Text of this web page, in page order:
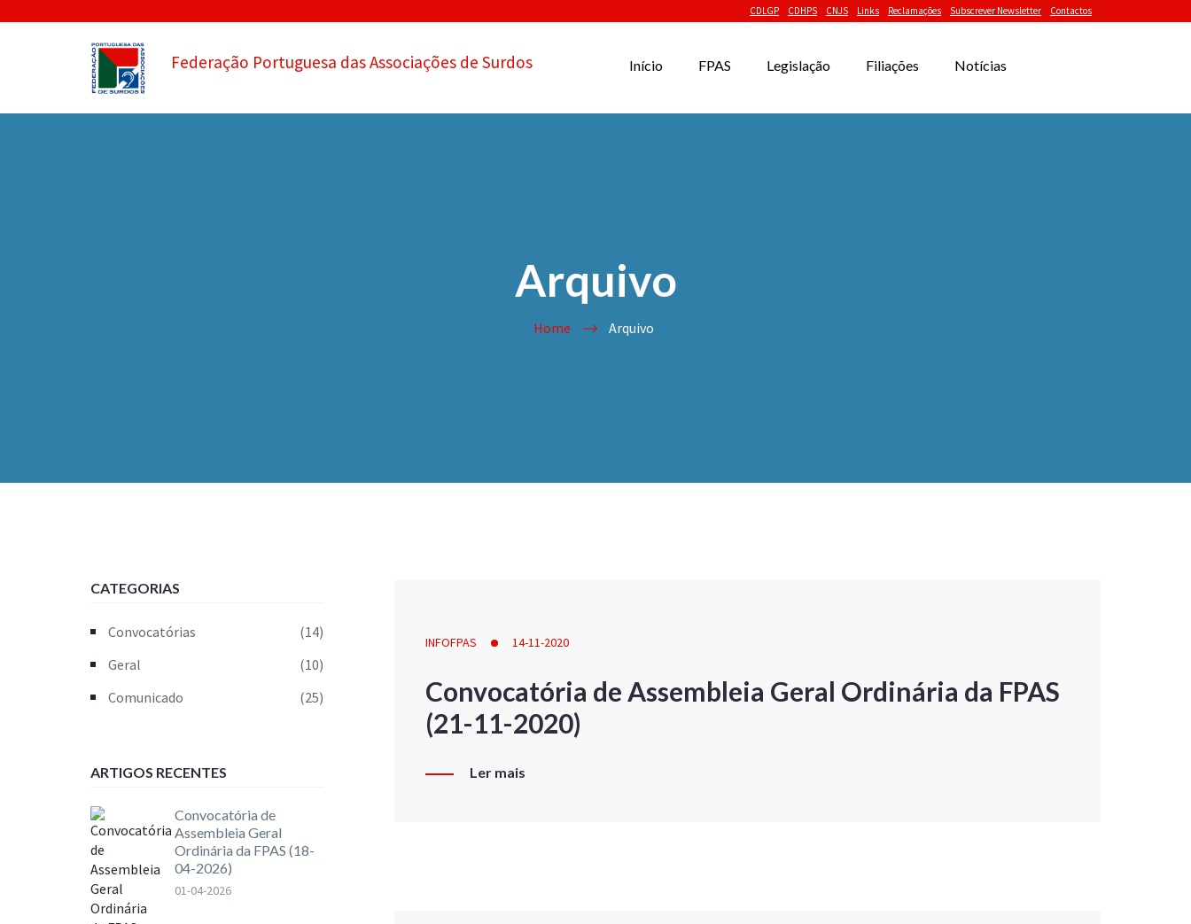
CDLGP CDHPS CNJS Links Reclamações Subscrever Newsletter Contactos
Federação Portuguesa das Associações de Surdos Início FPAS Legislação Filiações Notícias
Arquivo
Home Arquivo
INFOFPAS 14-11-2020
Convocatória de Assembleia Geral Ordinária da FPAS
(21-11-2020)
Ler mais
CATEGORIAS
Convocatórias
(14)
Geral
(10)
Comunicado
(25)
ARTIGOS RECENTES
Convocatória de
Assembleia Geral
Ordinária da FPAS (18-
04-2026)
01-04-2026